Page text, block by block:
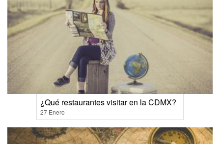
¿Qué restaurantes visitar en la CDMX?
27 Enero